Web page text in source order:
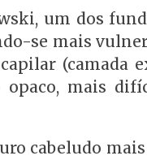
um dos
se mais
(camada
mais
cabeludo